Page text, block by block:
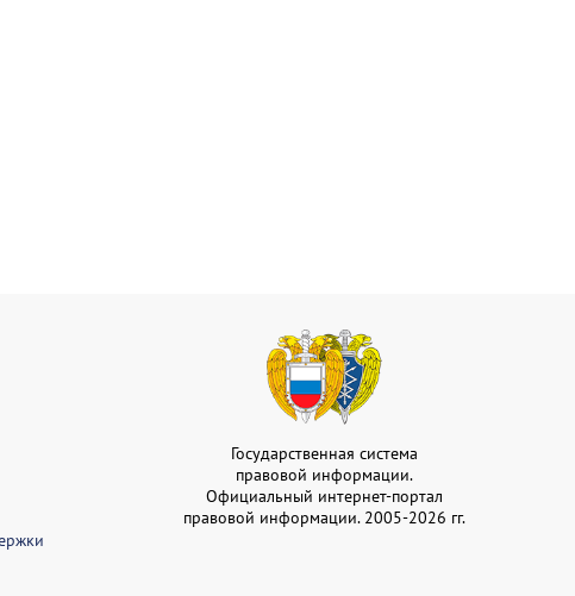
Государственная система
правовой информации.
Официальный интернет-портал
правовой информации. 2005-2026 гг.